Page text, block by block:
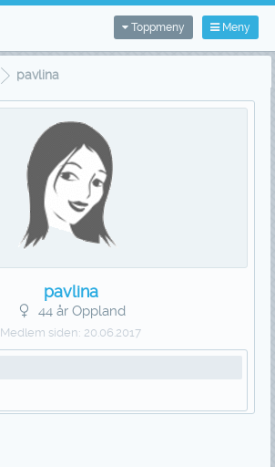
Meny
Toppmeny
pavlina
pavlina
44 år Oppland
Medlem siden: 20.06.2017